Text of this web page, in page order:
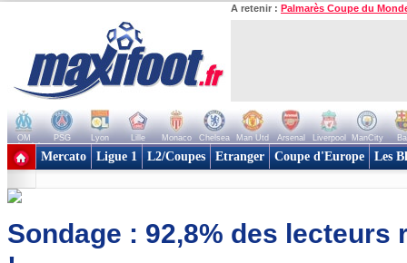
A retenir : Palmarès Coupe du
OM PSG Lyon Lille Monaco Chelsea Man Utd Arsenal Liverpool ManCity
+ de clubs
Mercato Ligue 1 L2/Coupes Etranger Coupe d'Europe Les
Sondage : 92,8% des lecteurs